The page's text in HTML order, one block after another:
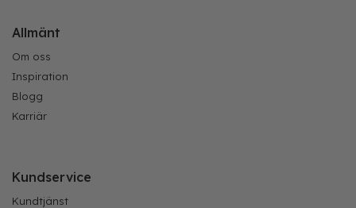
Allmänt
Om oss
Inspiration
Blogg
Karriär
Kundservice
Kundtjänst